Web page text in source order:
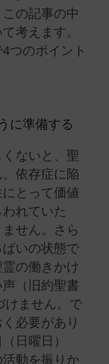
の記事の中
考えます。
つのポイント
に準備する
ないと、聖
依存症に陥
とって価値
れていた
せん。さら
いの状態で
の働きかけ
（旧約聖書
けません。で
必要があり
日曜日）
動を振りか